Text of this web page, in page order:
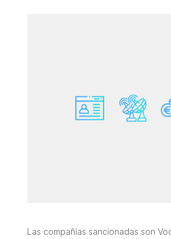
Las compañías sancionadas son